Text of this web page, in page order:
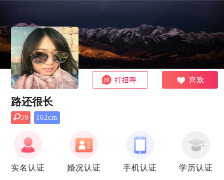
路还很长
39 162cm
实名认证 婚况认证 手机认证 学历认证